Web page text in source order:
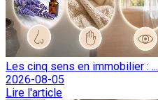
Les cinq sens en immobilier : ...
2026-08-05
Lire l'article